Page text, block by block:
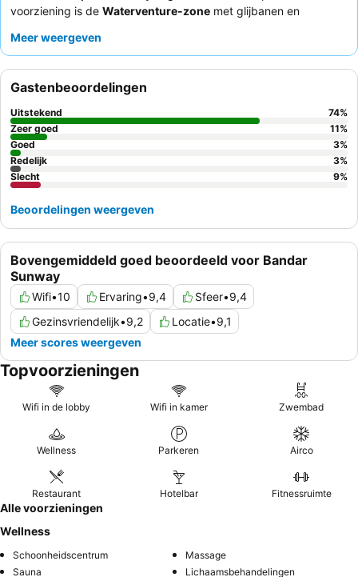
voorziening is de Waterventure-zone met glijbanen en
prijzen consequent het uitzonderlijke
meer persoonlijke ervaring kunt u overwegen gebruik te maken
van het unieke "bied"-systeem voor kamerupgrades om een
voorkeurskamertype te bemachtigen.
Meer weergeven
Bovengemiddeld goed beoordeeld voor Bandar
Sunway
Wifi•10 Ervaring•9,4 Sfeer•9,4
Gezinsvriendelijk•9,2 Locatie•9,1
Meer scores weergeven
Gastenbeoordelingen
Uitstekend 74%
Zeer goed
11%
Goed
3%
Redelijk
3%
Slecht
9%
Beoordelingen weergeven
Topvoorzieningen
Wifi in de lobby Wifi in kamer Zwembad
Wellness Parkeren Airco
Restaurant Hotelbar Fitnessruimte
Alle voorzieningen
Wellness
Schoonheidscentrum
Massage
Sauna
Lichaamsbehandelingen